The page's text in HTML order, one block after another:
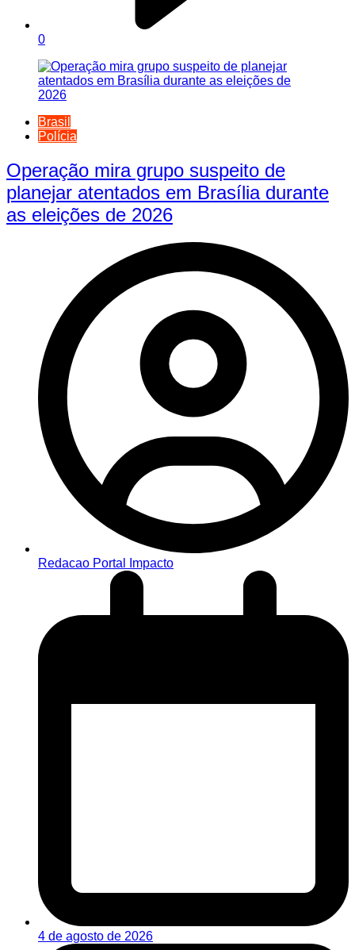
0
Brasil
Polícia
Operação mira grupo suspeito de
planejar atentados em Brasília durante
as eleições de 2026
Redacao Portal Impacto
4 de agosto de 2026